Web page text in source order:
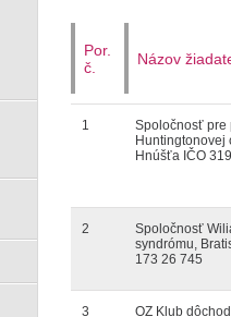
Por.
č.
Názov
1
Spoločnosť pre
Huntingtonovej
Hnúšťa IČO
2
Spoločnosť
syndrómu,
173 26 745
3
OZ Klub